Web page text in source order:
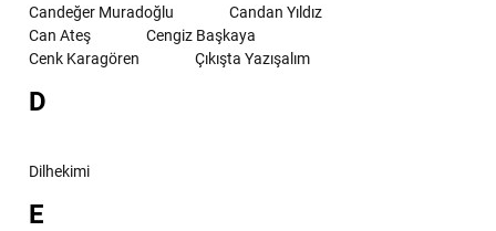
Candeğer Muradoğlu
Candan Yıldız
Can Ateş
Cengiz Başkaya
Cenk Karagören
Çıkışta Yazışalım
D
Dilhekimi
E